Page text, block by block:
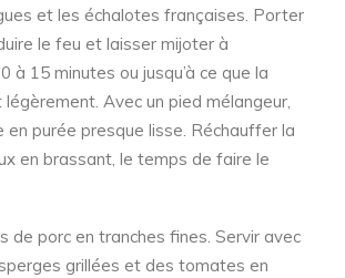
et les échalotes françaises. Porter
le feu et laisser mijoter à
à 15 minutes ou jusqu’à ce que la
Avec un pied mélangeur,
en purée presque lisse. Réchauffer la
en brassant, le temps de faire le
de porc en tranches fines. Servir avec
grillées et des tomates en